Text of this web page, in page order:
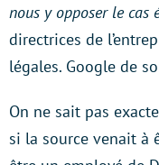
nous y opposer le cas
directrices de
légales. Google de
On ne sait pas
si la source venait à